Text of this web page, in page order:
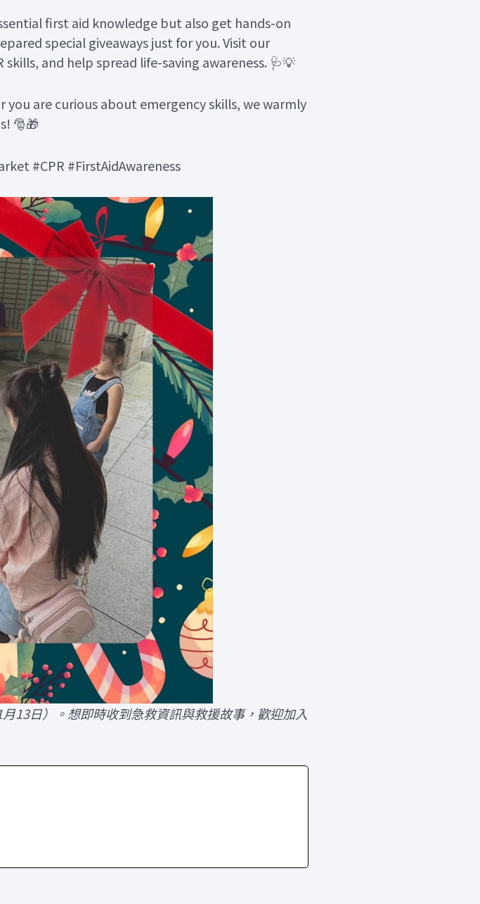
first aid knowledge but also get hands-on
special giveaways just for you. Visit our
and help spread life-saving awareness. 🩺💡
are curious about emergency skills, we warmly
🎅🎁
#CPR #FirstAidAwareness
月13日）。想即時收到急救資訊與救援故事，歡迎加入